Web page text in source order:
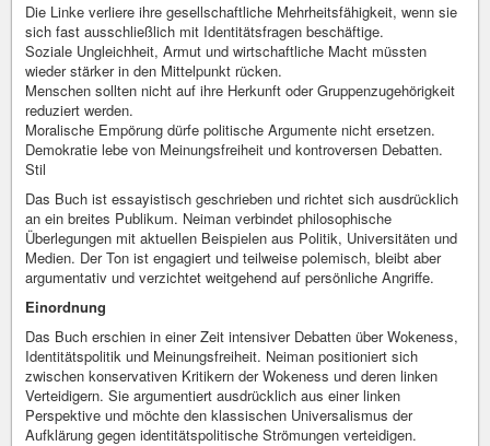
Die Linke verliere ihre gesellschaftliche Mehrheitsfähigkeit, wenn sie
sich fast ausschließlich mit Identitätsfragen beschäftige.
Soziale Ungleichheit, Armut und wirtschaftliche Macht müssten
wieder stärker in den Mittelpunkt rücken.
Menschen sollten nicht auf ihre Herkunft oder Gruppenzugehörigkeit
reduziert werden.
Moralische Empörung dürfe politische Argumente nicht ersetzen.
Demokratie lebe von Meinungsfreiheit und kontroversen Debatten.
Stil
Das Buch ist essayistisch geschrieben und richtet sich ausdrücklich
an ein breites Publikum. Neiman verbindet philosophische
Überlegungen mit aktuellen Beispielen aus Politik, Universitäten und
Medien. Der Ton ist engagiert und teilweise polemisch, bleibt aber
argumentativ und verzichtet weitgehend auf persönliche Angriffe.
Einordnung
Das Buch erschien in einer Zeit intensiver Debatten über Wokeness,
Identitätspolitik und Meinungsfreiheit. Neiman positioniert sich
zwischen konservativen Kritikern der Wokeness und deren linken
Verteidigern. Sie argumentiert ausdrücklich aus einer linken
Perspektive und möchte den klassischen Universalismus der
Aufklärung gegen identitätspolitische Strömungen verteidigen.